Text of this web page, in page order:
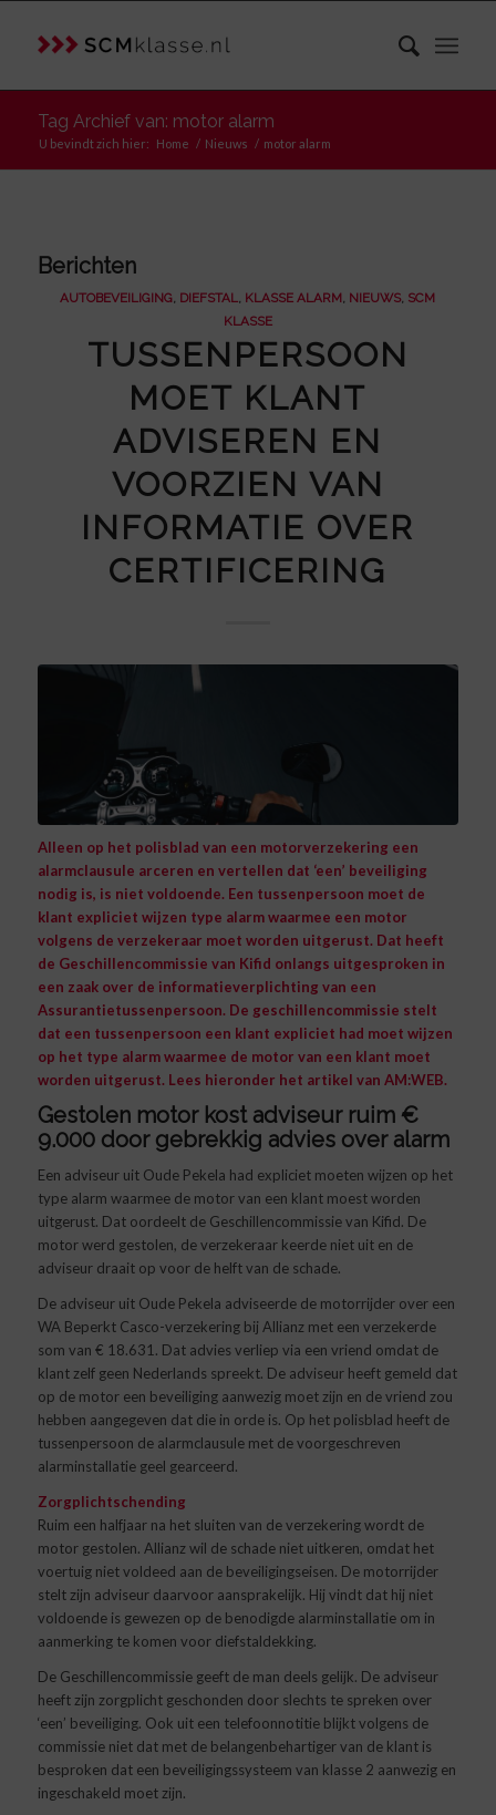
Tag Archief van: motor alarm
U bevindt zich hier: Home / Nieuws / motor alarm
Berichten
AUTOBEVEILIGING, DIEFSTAL, KLASSE ALARM, NIEUWS, SCM
KLASSE
TUSSENPERSOON
MOET KLANT
ADVISEREN EN
VOORZIEN VAN
INFORMATIE OVER
CERTIFICERING
Alleen op het polisblad van een motorverzekering een
alarmclausule arceren en vertellen dat ‘een’ beveiliging
nodig is, is niet voldoende. Een tussenpersoon moet de
klant expliciet wijzen type alarm waarmee een motor
volgens de verzekeraar moet worden uitgerust. Dat heeft
de Geschillencommissie van Kifid onlangs uitgesproken in
een zaak over de informatieverplichting van een
Assurantietussenpersoon. De geschillencommissie stelt
dat een tussenpersoon een klant expliciet had moet wijzen
op het type alarm waarmee de motor van een klant moet
worden uitgerust. Lees hieronder het artikel van AM:WEB.
Gestolen motor kost adviseur ruim €
9.000 door gebrekkig advies over alarm
Een adviseur uit Oude Pekela had expliciet moeten wijzen op het
type alarm waarmee de motor van een klant moest worden
uitgerust. Dat oordeelt de Geschillencommissie van Kifid. De
motor werd gestolen, de verzekeraar keerde niet uit en de
adviseur draait op voor de helft van de schade.
De adviseur uit Oude Pekela adviseerde de motorrijder over een
WA Beperkt Casco-verzekering bij Allianz met een verzekerde
som van € 18.631. Dat advies verliep via een vriend omdat de
klant zelf geen Nederlands spreekt. De adviseur heeft gemeld dat
op de motor een beveiliging aanwezig moet zijn en de vriend zou
hebben aangegeven dat die in orde is. Op het polisblad heeft de
tussenpersoon de alarmclausule met de voorgeschreven
alarminstallatie geel gearceerd.
Zorgplichtschending
Ruim een halfjaar na het sluiten van de verzekering wordt de
motor gestolen. Allianz wil de schade niet uitkeren, omdat het
voertuig niet voldeed aan de beveiligingseisen. De motorrijder
stelt zijn adviseur daarvoor aansprakelijk. Hij vindt dat hij niet
voldoende is gewezen op de benodigde alarminstallatie om in
aanmerking te komen voor diefstaldekking.
De Geschillencommissie geeft de man deels gelijk. De adviseur
heeft zijn zorgplicht geschonden door slechts te spreken over
‘een’ beveiliging. Ook uit een telefoonnotitie blijkt volgens de
commissie niet dat met de belangenbehartiger van de klant is
besproken dat een beveiligingssysteem van klasse 2 aanwezig en
ingeschakeld moet zijn.